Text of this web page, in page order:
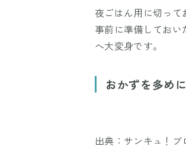
夜ごはん用に切って
事前に準備してお
へ大変身です。
おかずを多め
出典：サンキュ！